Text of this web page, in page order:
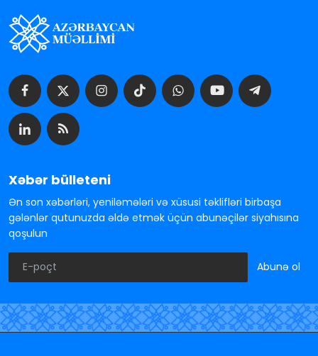
Xəbər bülleteni
Ən son xəbərləri, yeniləmələri və xüsusi təklifləri birbaşa
gələnlər qutunuzda əldə etmək üçün abunəçilər siyahısına
qoşulun
Abunə ol